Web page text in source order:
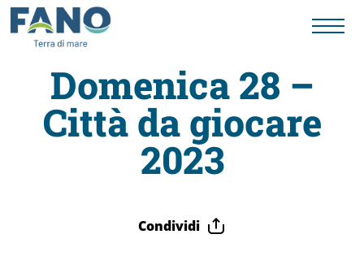
Fano
Domenica 28 –
Città da giocare
2023
Condividi